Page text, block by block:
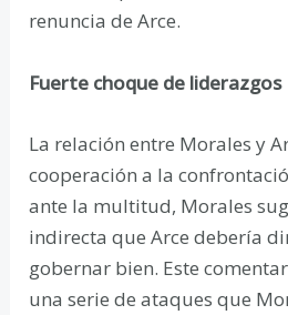
renuncia de Arce.
Fuerte choque de liderazgos
La relación entre Morales y
cooperación a la
ante la multitud, Morales
indirecta que Arce debería
gobernar bien. Este
una serie de ataques que